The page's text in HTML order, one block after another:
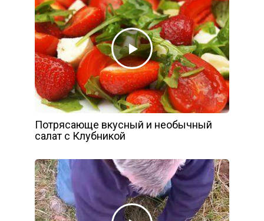
Потрясающе вкусный и необычный
салат с Клубникой